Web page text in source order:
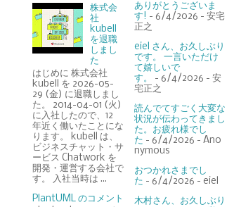
株式会
社
kubell
を退職
しまし
た
はじめに 株式会社
kubell を 2026-05-
29 (金) に退職しまし
た。 2014-04-01 (火)
に入社したので、12
年近く働いたことにな
ります。 kubell は、
ビジネスチャット・サ
ービス Chatwork を
開発・運営する会社で
す。 入社当時は ...
PlantUML のコメント
ありがとうございま
す! - 6/4/2026 - 安宅
正之
eiel さん、お久しぶり
です。 一言いただけ
て嬉しいで
す。
- 6/4/2026 - 安
宅正之
読んでてすごく大変な
状況が伝わってきまし
た。お疲れ様でし
た - 6/4/2026 - Ano
nymous
おつかれさまでし
た - 6/4/2026 - eiel
木村さん、お久しぶり